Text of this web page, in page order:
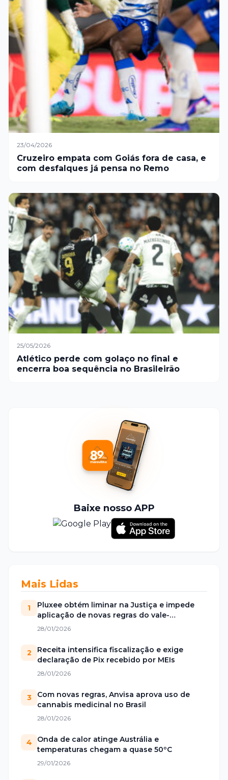
23/04/2026
Cruzeiro empata com Goiás fora de casa, e
com desfalques já pensa no Remo
25/05/2026
Atlético perde com golaço no final e
encerra boa sequência no Brasileirão
Baixe nosso APP
Mais Lidas
1
Pluxee obtém liminar na Justiça e impede
aplicação de novas regras do vale-
alimentação
28/01/2026
2
Receita intensifica fiscalização e exige
declaração de Pix recebido por MEIs
28/01/2026
3
Com novas regras, Anvisa aprova uso de
cannabis medicinal no Brasil
28/01/2026
4
Onda de calor atinge Austrália e
temperaturas chegam a quase 50ºC
29/01/2026